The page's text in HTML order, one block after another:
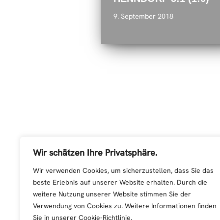
Wir schätzen Ihre Privatsphäre.
Wir verwenden Cookies, um sicherzustellen, dass Sie das
beste Erlebnis auf unserer Website erhalten. Durch die
weitere Nutzung unserer Website stimmen Sie der
Verwendung von Cookies zu. Weitere Informationen finden
Sie in unserer Cookie-Richtlinie.
9. September 2018